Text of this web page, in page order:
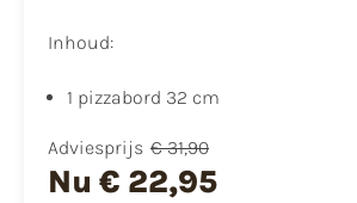
Inhoud:
1 pizzabord 32 cm
Adviesprijs € 31,90
Nu € 22,95